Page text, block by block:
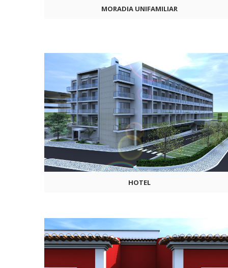
MORADIA UNIFAMILIAR
HOTEL